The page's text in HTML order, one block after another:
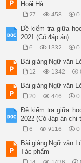
Hoài Hà
27 458 0
Đề kiểm tra giữa
2021 (Có đáp án)
6 1332 0
Bài giảng Ngữ văn
12 1342
Bài giảng Ngữ văn
20 446 0
Đề kiểm tra giữa
2022 (Có đáp án chi
6 9116 0
Bài giảng Ngữ văn
Tác phẩm